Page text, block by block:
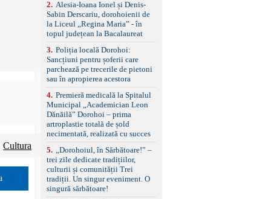
Cultura
schimbare bandă și
menținere bandă Faruri
bi-xenon adaptive cu
asistent fază lungă
automată , lumini de zi
LED, proiectoare ceață
LED, spălătoare faruri
față/spate, cameră
marșarier Keyless entry
& start, geamuri electrice
față/spate, oglinzi
electrice, încălzite și
rabatabile Sistem hands-
free, Bluetooth, USB
Sistem start/stop, frână
de parcare electrică,
anvelope vară runflat
2. Alesia-Ioana Ionel și Denis-
Sabin Derscariu, dorohoienii de
la Liceul „Regina Maria” - în
topul județean la Bacalaureat
3. Poliția locală Dorohoi:
Sancțiuni pentru șoferii care
parchează pe trecerile de pietoni
sau în apropierea acestora
4. Premieră medicală la Spitalul
Municipal „Academician Leon
Dănăilă” Dorohoi – prima
artroplastie totală de șold
necimentată, realizată cu succes
5.
„Dorohoiul, în Sărbătoare!” –
trei zile dedicate tradițiilor,
culturii și comunității Trei
tradiții. Un singur eveniment. O
singură sărbătoare!